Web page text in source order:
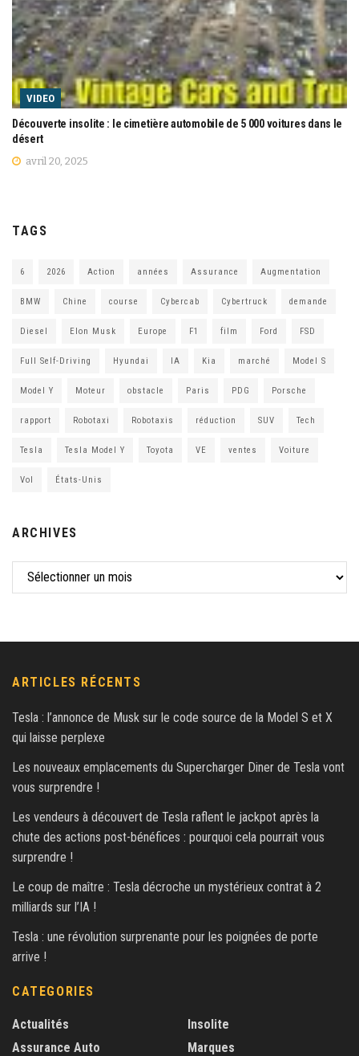
VIDEO
Découverte insolite : le cimetière automobile de 5 000 voitures dans le
désert
avril 20, 2025
TAGS
6 2026 Action années Assurance Augmentation
BMW Chine course Cybercab Cybertruck demande
Diesel Elon Musk Europe F1 film Ford FSD
Full Self-Driving Hyundai IA Kia marché Model S
Model Y Moteur obstacle Paris PDG Porsche
rapport Robotaxi Robotaxis réduction SUV Tech
Tesla Tesla Model Y Toyota VE ventes Voiture
Vol États-Unis
ARCHIVES
ARTICLES RÉCENTS
Tesla : l’annonce de Musk sur le code source de la Model S et X
qui laisse perplexe
Les nouveaux emplacements du Supercharger Diner de Tesla vont
vous surprendre !
Les vendeurs à découvert de Tesla raflent le jackpot après la
chute des actions post-bénéfices : pourquoi cela pourrait vous
surprendre !
Le coup de maître : Tesla décroche un mystérieux contrat à 2
milliards sur l’IA !
Tesla : une révolution surprenante pour les poignées de porte
arrive !
CATEGORIES
Actualités
Assurance Auto
Insolite
Marques